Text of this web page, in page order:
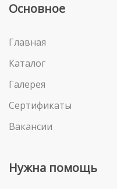
Основное
Главная
Каталог
Галерея
Сертификаты
Вакансии
Нужна помощь